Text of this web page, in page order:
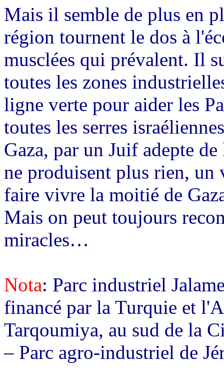
Mais il semble de plus en
région tournent le dos à
musclées qui prévalent. Il
toutes les zones
ligne verte pour aider les
toutes les serres
Gaza, par un Juif adepte
ne produisent plus rien, un
faire vivre la moitié de
Mais on peut toujours
miracles…
Nota: Parc industriel
financé par la Turquie et
Tarqoumiya, au sud de la
– Parc agro-industriel de